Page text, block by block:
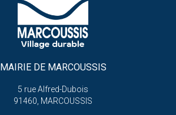
MAIRIE DE MARCOUSSIS
5 rue Alfred-Dubois
91460, MARCOUSSIS